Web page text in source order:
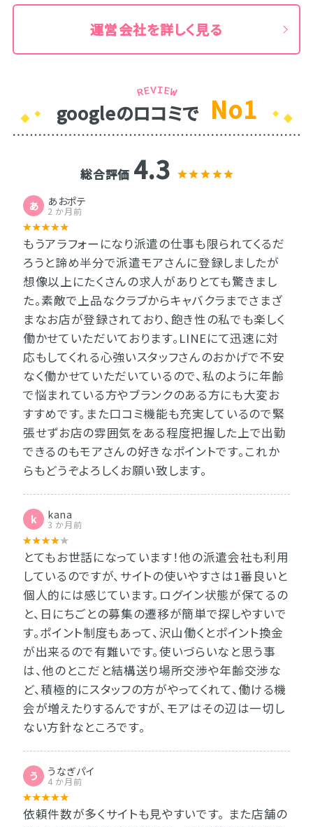
運営会社を詳しく見る
googleのロコミで No1
総合評価 4.3
あ あおポテ
2 か月前
もうアラフォーになり派遣の仕事も限られてくるだ
ろうと諦め半分で派遣モアさんに登録しましたが
想像以上にたくさんの求人がありとても驚きまし
た。素敵で上品なクラブからキャバクラまでさまざ
まなお店が登録されており、飽き性の私でも楽しく
働かせていただいております。LINEにて迅速に対
応もしてくれる心強いスタッフさんのおかげで不安
なく働かせていただいているので、私のように年齢
で悩まれている方やブランクのある方にも大変お
すすめです。また口コミ機能も充実しているので緊
張せずお店の雰囲気をある程度把握した上で出勤
できるのもモアさんの好きなポイントです。これか
らもどうぞよろしくお願い致します。
k kana
3 か月前
とてもお世話になっています！他の派遣会社も利用
しているのですが、サイトの使いやすさは1番良いと
個人的には感じています。ログイン状態が保てるの
と、日にちごとの募集の遷移が簡単で探しやすいで
す。ポイント制度もあって、沢山働くとポイント換金
が出来るので有難いです。使いづらいなと思う事
は、他のとこだと結構送り場所交渉や年齢交渉な
ど、積極的にスタッフの方がやってくれて、働ける機
会が増えたりするんですが、モアはその辺は一切し
ない方針なところです。
う うなぎパイ
4 か月前
依頼件数が多くサイトも見やすいです。 また店舗の